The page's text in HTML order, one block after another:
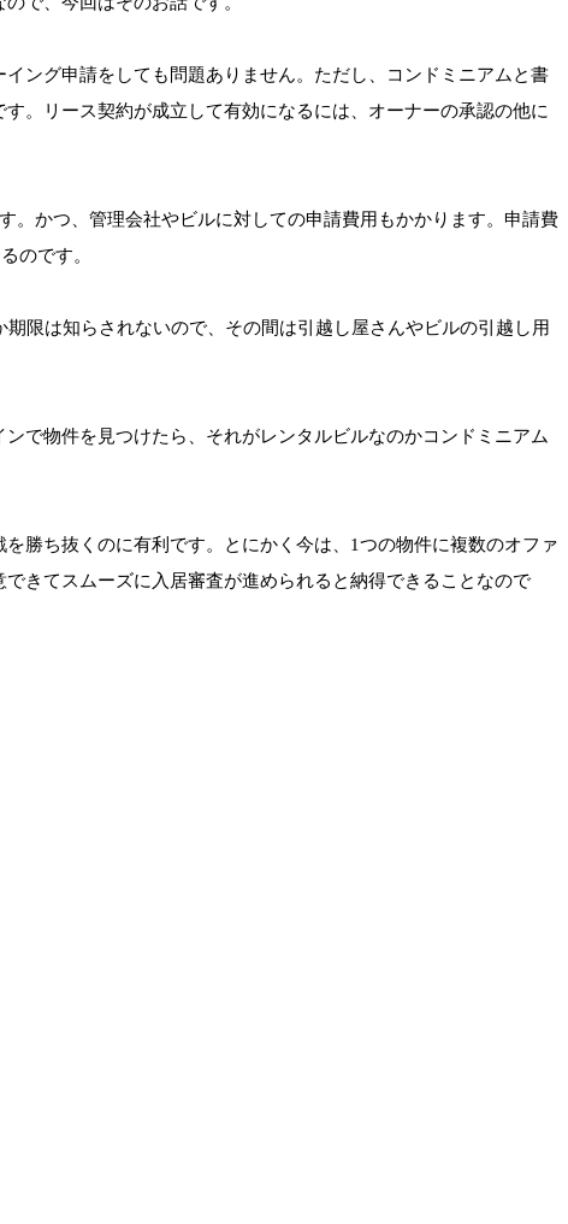
ング申請をしても問題ありません。ただし、コンドミニアムと書
。リース契約が成立して有効になるには、オーナーの承認の他に
。かつ、管理会社やビルに対しての申請費用もかかります。申請費
のです。
限は知らされないので、その間は引越し屋さんやビルの引越し用
で物件を見つけたら、それがレンタルビルなのかコンドミニアム
勝ち抜くのに有利です。とにかく今は、1つの物件に複数のオファ
きてスムーズに入居審査が進められると納得できることなので